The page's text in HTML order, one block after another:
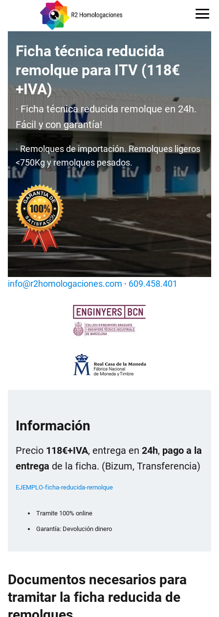
Ficha técnica reducida
remolque para ITV (118€
+IVA)
· Ficha técnica reducida remolque en 24h.
Fácil y con garantía!
· Remolques de importación. Remolques ligeros
<750Kg y remolques pesados.
info@r2homologaciones.com · 609.458.401
Información
Precio 118€+IVA, entrega en 24h, pago a la
entrega de la ficha. (Bizum, Transferencia)
EJEMPLO-ficha-reducida-remolque
Tramite 100% online
Garantía: Devolución dinero
Documentos necesarios para
tramitar la ficha reducida de